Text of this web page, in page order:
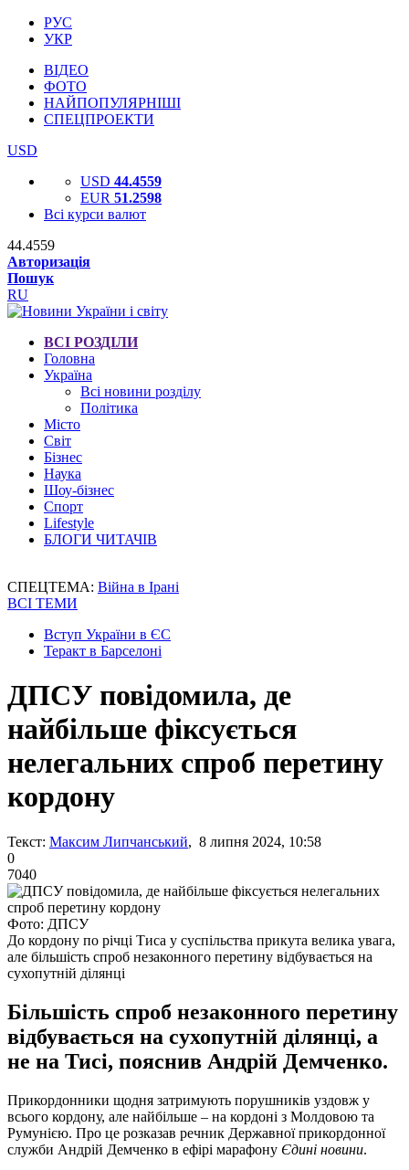
РУС
УКР
ВІДЕО
ФОТО
НАЙПОПУЛЯРНІШІ
СПЕЦПРОЕКТИ
USD
USD 44.4559
EUR 51.2598
Всі курси валют
44.4559
Авторизація
Пошук
RU
ВСІ РОЗДІЛИ
Головна
Україна
Всі новини розділу
Політика
Місто
Світ
Бізнес
Наука
Шоу-бізнес
Спорт
Lifestyle
БЛОГИ ЧИТАЧІВ
СПЕЦТЕМА: Війна в Ірані
ВСІ ТЕМИ
Вступ України в ЄС
Теракт в Барселоні
ДПСУ повідомила, де
найбільше фіксується
нелегальних спроб перетину
кордону
Текст: Максим Липчанський, 8 липня 2024, 10:58
0
7040
Фото: ДПСУ
До кордону по річці Тиса у суспільства прикута велика увага,
але більшість спроб незаконного перетину відбувається на
сухопутній ділянці
Більшість спроб незаконного перетину
відбувається на сухопутній ділянці, а
не на Тисі, пояснив Андрій Демченко.
Прикордонники щодня затримують порушників уздовж у
всього кордону, але найбільше – на кордоні з Молдовою та
Румунією. Про це розказав речник Державної прикордонної
служби Андрій Демченко в ефірі марафону Єдині новини.